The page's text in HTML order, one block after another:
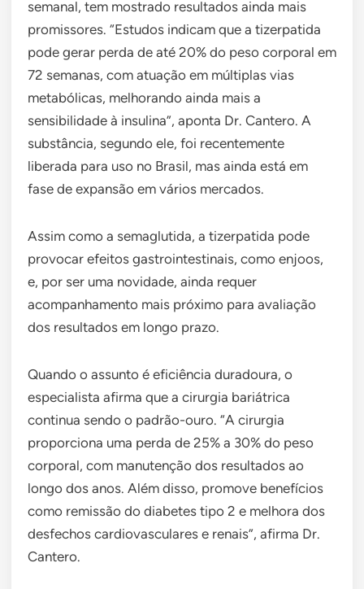
semanal, tem mostrado resultados ainda mais
promissores. “Estudos indicam que a tizerpatida
pode gerar perda de até 20% do peso corporal em
72 semanas, com atuação em múltiplas vias
metabólicas, melhorando ainda mais a
sensibilidade à insulina”, aponta Dr. Cantero. A
substância, segundo ele, foi recentemente
liberada para uso no Brasil, mas ainda está em
fase de expansão em vários mercados.
Assim como a semaglutida, a tizerpatida pode
provocar efeitos gastrointestinais, como enjoos,
e, por ser uma novidade, ainda requer
acompanhamento mais próximo para avaliação
dos resultados em longo prazo.
Quando o assunto é eficiência duradoura, o
especialista afirma que a cirurgia bariátrica
continua sendo o padrão-ouro. “A cirurgia
proporciona uma perda de 25% a 30% do peso
corporal, com manutenção dos resultados ao
longo dos anos. Além disso, promove benefícios
como remissão do diabetes tipo 2 e melhora dos
desfechos cardiovasculares e renais”, afirma Dr.
Cantero.